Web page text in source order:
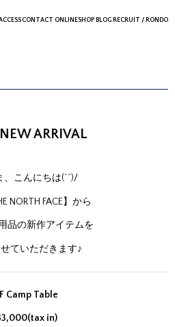
CONTACT ONLINESHOP BLOG RECRUIT / RONDO
ARRIVAL
、こんにちは(^^)/
NORTH FACE】から
品の新作アイテムを
ていただきます♪
Camp Table
in)